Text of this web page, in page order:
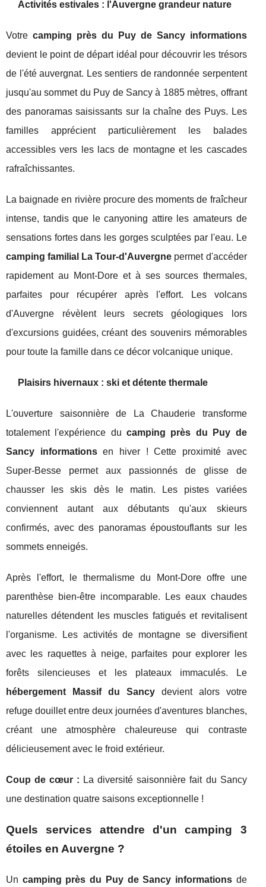
Activités estivales : l'Auvergne grandeur nature
Votre camping près du Puy de Sancy informations
devient le point de départ idéal pour découvrir les trésors
de l'été auvergnat. Les sentiers de randonnée serpentent
jusqu'au sommet du Puy de Sancy à 1885 mètres, offrant
des panoramas saisissants sur la chaîne des Puys. Les
familles apprécient particulièrement les balades
accessibles vers les lacs de montagne et les cascades
rafraîchissantes.
La baignade en rivière procure des moments de fraîcheur
intense, tandis que le canyoning attire les amateurs de
sensations fortes dans les gorges sculptées par l'eau. Le
camping familial La Tour-d'Auvergne permet d'accéder
rapidement au Mont-Dore et à ses sources thermales,
parfaites pour récupérer après l'effort. Les volcans
d'Auvergne révèlent leurs secrets géologiques lors
d'excursions guidées, créant des souvenirs mémorables
pour toute la famille dans ce décor volcanique unique.
Plaisirs hivernaux : ski et détente thermale
L'ouverture saisonnière de La Chauderie transforme
totalement l'expérience ducamping près du Puy de
Sancy informationsen hiver ! Cette proximité avec
Super-Besse permet aux passionnés de glisse de
chausser les skis dès le matin. Les pistes variées
conviennent autant aux débutants qu'aux skieurs
confirmés, avec des panoramas époustouflants sur les
sommets enneigés.
Après l'effort, le thermalisme du Mont-Dore offre une
parenthèse bien-être incomparable. Les eaux chaudes
naturelles détendent les muscles fatigués et revitalisent
l'organisme. Les activités de montagne se diversifient
avec les raquettes à neige, parfaites pour explorer les
forêts silencieuses et les plateaux immaculés. Le
hébergement Massif du Sancydevient alors votre
refuge douillet entre deux journées d'aventures blanches,
créant une atmosphère chaleureuse qui contraste
délicieusement avec le froid extérieur.
Coup de cœur : La diversité saisonnière fait du Sancy
une destination quatre saisons exceptionnelle !
Quels services attendre d'un camping 3
étoiles en Auvergne ?
Un camping près du Puy de Sancy informationsde